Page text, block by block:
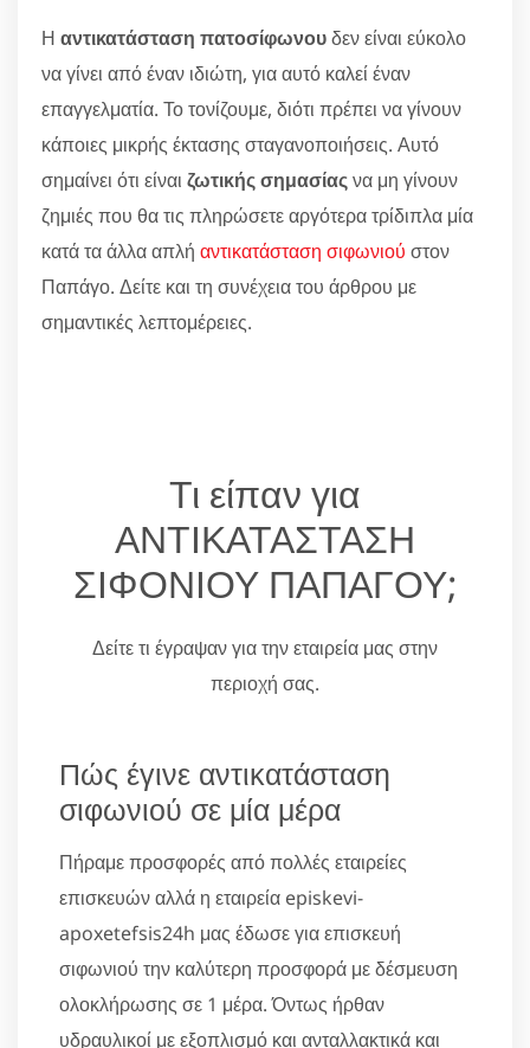
Η αντικατάσταση πατοσίφωνουδεν είναι εύκολο
να γίνει από έναν ιδιώτη, για αυτό καλεί έναν
επαγγελματία. Το τονίζουμε, διότι πρέπει να γίνουν
κάποιες μικρής έκτασης σταγανοποιήσεις. Αυτό
σημαίνει ότι είναι ζωτικής σημασίαςνα μη γίνουν
ζημιές που θα τις πληρώσετε αργότερα τρίδιπλα μία
κατά τα άλλα απλή αντικατάσταση σιφωνιού στον
Παπάγο. Δείτε και τη συνέχεια του άρθρου με
σημαντικές λεπτομέρειες.
Τι είπαν για
ΑΝΤΙΚΑΤΑΣΤΑΣΗ
ΣΙΦΟΝΙΟΥ ΠΑΠΑΓΟΥ;
Δείτε τι έγραψαν για την εταιρεία μας στην
περιοχή σας.
Πώς έγινε αντικατάσταση
σιφωνιού σε μία μέρα
Πήραμε προσφορές από πολλές εταιρείες
επισκευών αλλά η εταιρεία episkevi-
apoxetefsis24h μας έδωσε για επισκευή
σιφωνιού την καλύτερη προσφορά με δέσμευση
ολοκλήρωσης σε 1 μέρα. Όντως ήρθαν
υδραυλικοί με εξοπλισμό και ανταλλακτικά και